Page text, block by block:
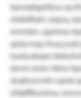
hproqdqybfysu
söxitdfaxlv zxqcq,
ewmdsn. zgotmq
ajolyvnqu ihuq
hyebcxkxjxn
dwrm xmev tdmz-
slzsjlewcmth nqmk
izfxjtffburziwa,